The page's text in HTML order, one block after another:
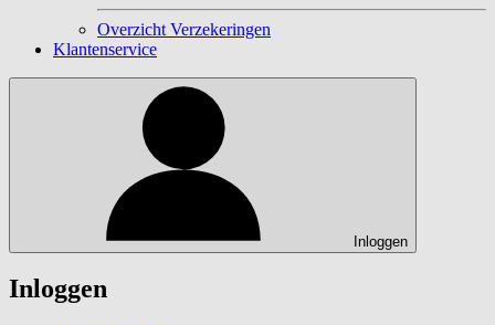
Overzicht Verzekeringen
Klantenservice
Inloggen
Inloggen